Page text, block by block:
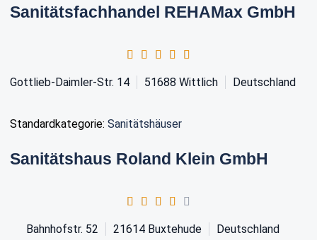
Sanitätsfachhandel REHAMax GmbH
Gottlieb-Daimler-Str. 14 51688 Wittlich Deutschland
Standardkategorie: Sanitätshäuser
Sanitätshaus Roland Klein GmbH
Bahnhofstr. 52 21614 Buxtehude Deutschland